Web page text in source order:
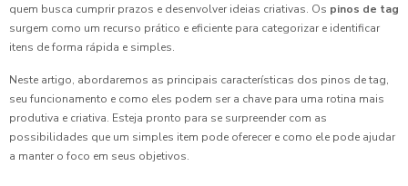
quem busca cumprir prazos e desenvolver ideias criativas. Os pinos de tag
surgem como um recurso prático e eficiente para categorizar e identificar
itens de forma rápida e simples.
Neste artigo, abordaremos as principais características dos pinos de tag,
seu funcionamento e como eles podem ser a chave para uma rotina mais
produtiva e criativa. Esteja pronto para se surpreender com as
possibilidades que um simples item pode oferecer e como ele pode ajudar
a manter o foco em seus objetivos.